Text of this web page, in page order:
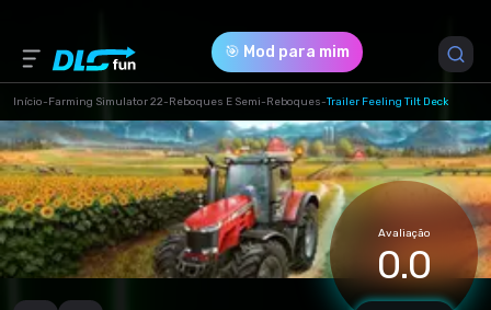
🎯 Mod para mim
Início-Farming Simulator 22-Reboques E Semi-Reboques-Trailer Feeling Tilt Deck
Avaliação
0.0
Versão do Jogo *
1 (cdb4a858461c30eb8875c186486b343a.zip)
Download (37.51 Mb)